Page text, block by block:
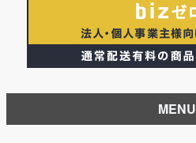
MENU